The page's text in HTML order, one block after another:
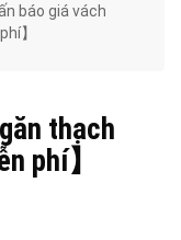
báo giá vách
】
thạch
phí】